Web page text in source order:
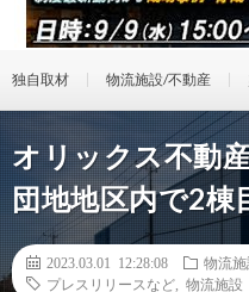
独自取材 物流施設/不動産
オリックス不動
団地地区内で2棟
2023.03.01 12:28:08
物流
プレスリリースなど
物流施設